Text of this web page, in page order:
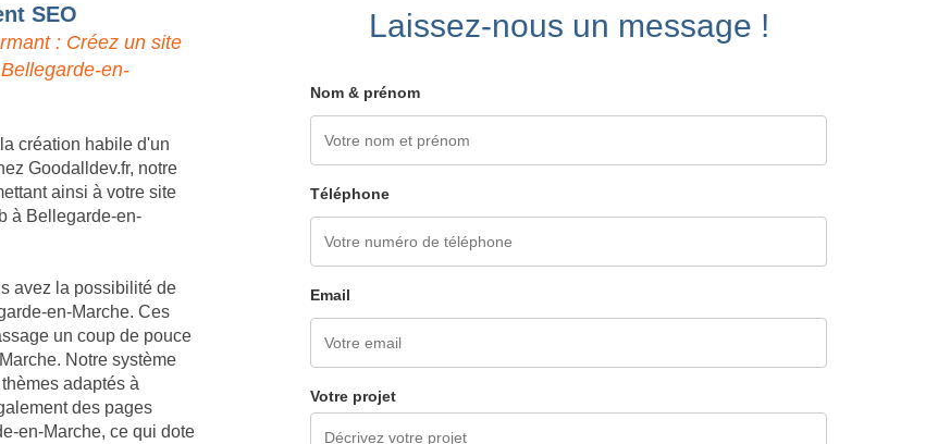
SEO
: Créez un site
en-
création habile d'un
Goodalldev.fr, notre
ainsi à votre site
à Bellegarde-en-
avez la possibilité de
en-Marche. Ces
un coup de pouce
Notre système
adaptés à
des pages
en-Marche, ce qui dote
Laissez-nous un message !
Nom & prénom
Téléphone
Email
Votre projet